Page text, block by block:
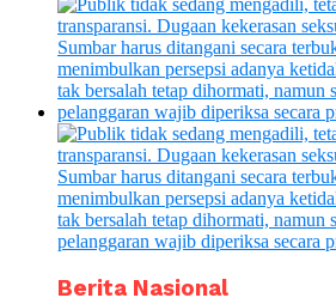
Berita Nasional